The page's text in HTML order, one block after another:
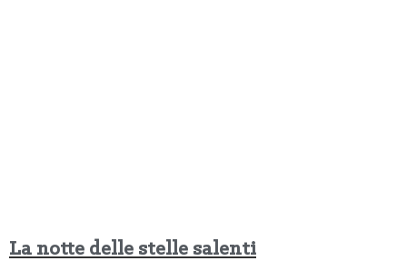
La notte delle stelle salenti